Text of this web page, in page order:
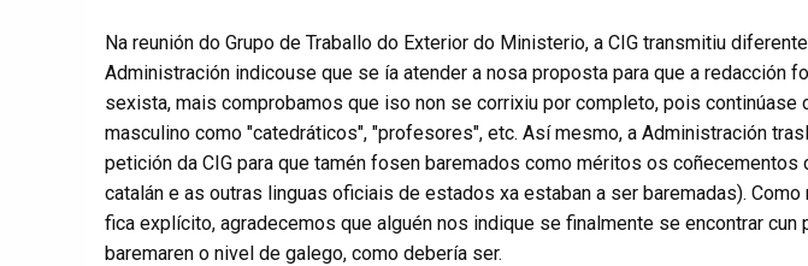
Na reunión do Grupo de Traballo do Exterior do Ministerio, a CIG transmitiu
Administración indicouse que se ía atender a nosa proposta para que a redacción
sexista, mais comprobamos que iso non se corrixiu por completo, pois continúase
masculino como "catedráticos", "profesores", etc. Así mesmo, a Administración
petición da CIG para que tamén fosen baremados como méritos os coñecementos
catalán e as outras linguas oficiais de estados xa estaban a ser baremadas). Como
fica explícito, agradecemos que alguén nos indique se finalmente se encontrar cun
baremaren o nivel de galego, como debería ser.